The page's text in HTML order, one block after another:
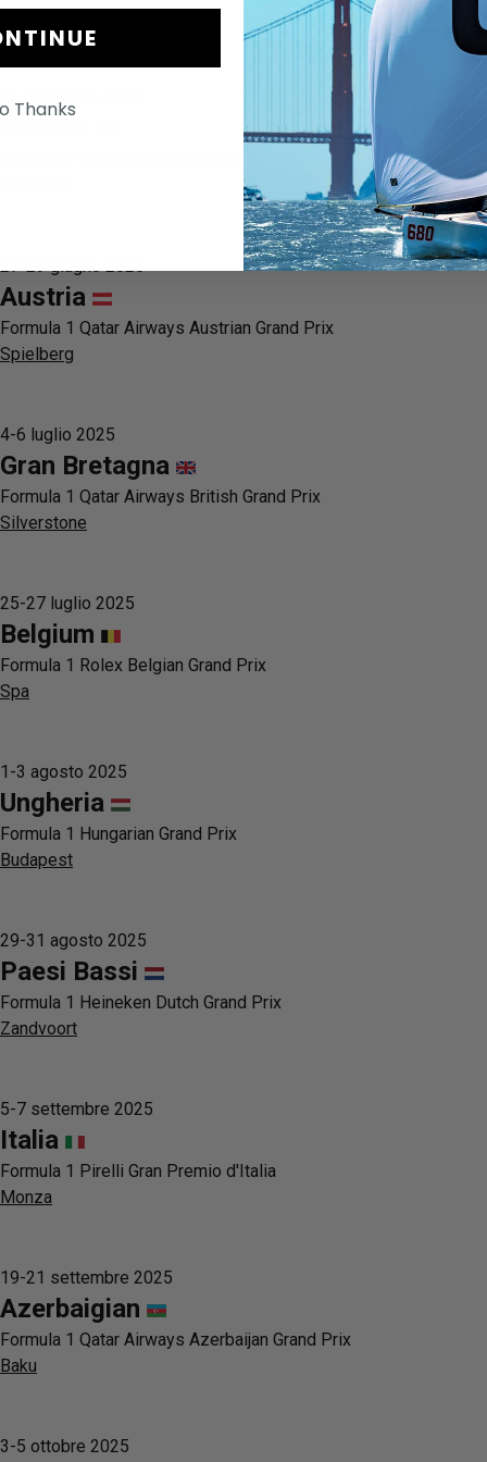
13-15 giugno 2025
27-29 giugno 2025
Austria
Formula 1 Qatar Airways Austrian Grand Prix
Spielberg
4-6 luglio 2025
Gran Bretagna
Formula 1 Qatar Airways British Grand Prix
Silverstone
25-27 luglio 2025
Belgium
Formula 1 Rolex Belgian Grand Prix
Spa
1-3 agosto 2025
Ungheria
Formula 1 Hungarian Grand Prix
Budapest
29-31 agosto 2025
Paesi Bassi
Formula 1 Heineken Dutch Grand Prix
Zandvoort
5-7 settembre 2025
Italia
Formula 1 Pirelli Gran Premio d'Italia
Monza
19-21 settembre 2025
Azerbaigian
Formula 1 Qatar Airways Azerbaijan Grand Prix
Baku
3-5 ottobre 2025
Thanks